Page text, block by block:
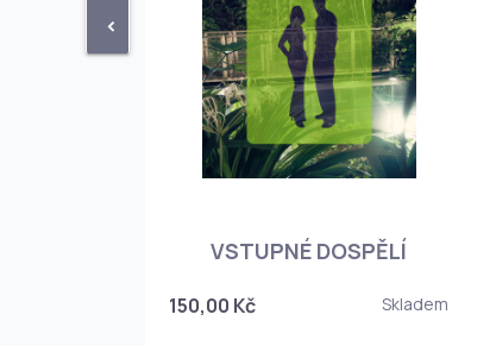
<
VSTUPNÉ DOSPĚLÍ
150,00 Kč Skladem